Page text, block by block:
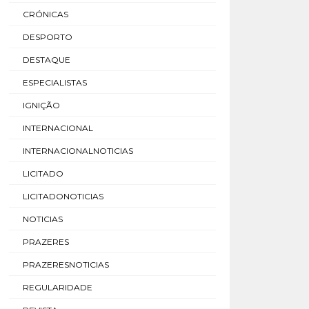
CRÓNICAS
DESPORTO
DESTAQUE
ESPECIALISTAS
IGNIÇÃO
INTERNACIONAL
INTERNACIONALNOTICIAS
LICITADO
LICITADONOTICIAS
NOTICIAS
PRAZERES
PRAZERESNOTICIAS
REGULARIDADE